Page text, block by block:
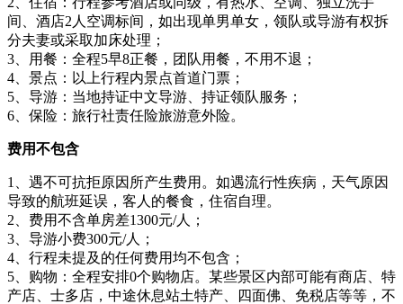
间、酒店2人空调标间，如出现单男单女，领队或导游有权拆
分夫妻或采取加床处理；
3、用餐：全程5早8正餐，团队用餐，不用不退；
4、景点：以上行程内景点首道门票；
5、导游：当地持证中文导游、持证领队服务；
6、保险：旅行社责任险旅游意外险。
费用不包含
1、遇不可抗拒原因所产生费用。如遇流行性疾病，天气原因
导致的航班延误，客人的餐食，住宿自理。
2、费用不含单房差1300元/人；
3、导游小费300元/人；
4、行程未提及的任何费用均不包含；
5、购物：全程安排0个购物店。某些景区内部可能有商店、特
产店、士多店，中途休息站土特产、四面佛、免税店等等，不